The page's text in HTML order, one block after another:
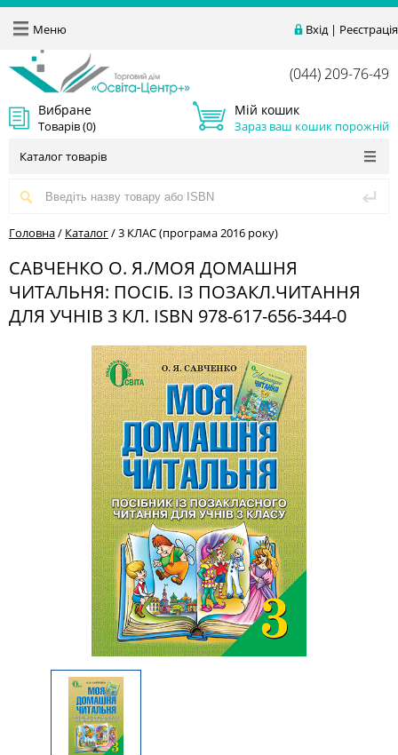
Вхід| Реєстрація
Меню
(044) 209-76-49
Вибране
Товарів (0)
Мій кошик
Зараз ваш кошик порожній
Каталог товарів
Головна/ Каталог/3 КЛАС (програма 2016 року)
САВЧЕНКО О. Я./МОЯ ДОМАШНЯ
ЧИТАЛЬНЯ: ПОСІБ. ІЗ ПОЗАКЛ.ЧИТАННЯ
ДЛЯ УЧНІВ 3 КЛ. ISBN 978-617-656-344-0